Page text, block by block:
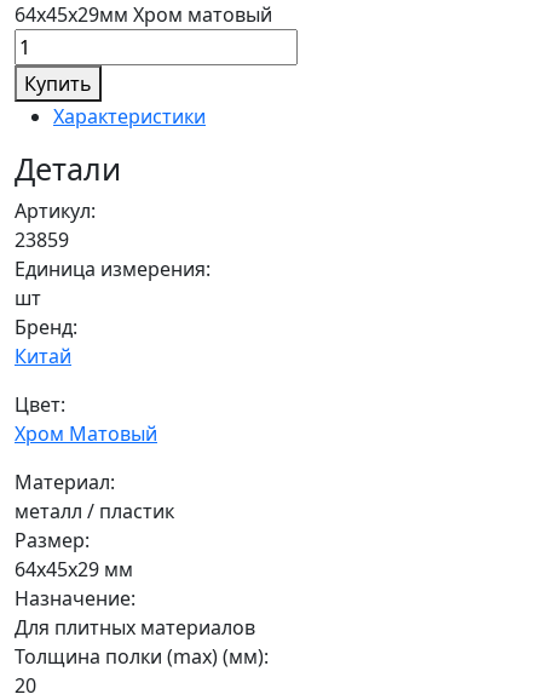
64х45х29мм Хром матовый
Купить
Характеристики
Детали
Артикул:
23859
Единица измерения:
шт
Бренд:
Китай
Цвет:
Хром Матовый
Материал:
металл / пластик
Размер:
64х45х29 мм
Назначение:
Для плитных материалов
Толщина полки (max) (мм):
20